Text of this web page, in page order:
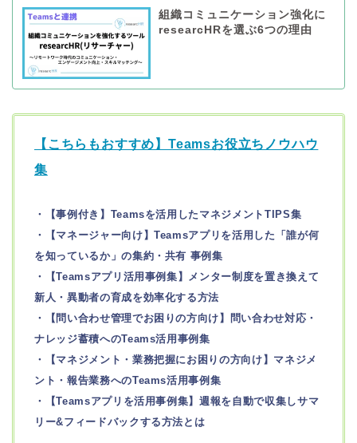
組織コミュニケーション強化に
researcHRを選ぶ6つの理由
【こちらもおすすめ】Teamsお役立ちノウハウ
集
・【事例付き】Teamsを活用したマネジメントTIPS集
・【マネージャー向け】Teamsアプリを活用した「誰が何
を知っているか」の集約・共有 事例集
・【Teamsアプリ活用事例集】メンター制度を置き換えて
新人・異動者の育成を効率化する方法
・【問い合わせ管理でお困りの方向け】問い合わせ対応・
ナレッジ蓄積へのTeams活用事例集
・【マネジメント・業務把握にお困りの方向け】マネジメ
ント・報告業務へのTeams活用事例集
・【Teamsアプリを活用事例集】週報を自動で収集しサマ
リー&フィードバックする方法とは